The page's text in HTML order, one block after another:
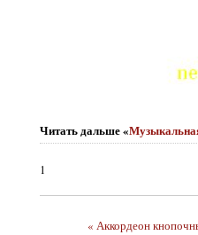
Читать дальше «
1
« Аккордеон